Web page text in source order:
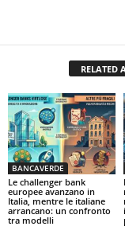
RELATED
BANCAVERDE
Le challenger bank
europee avanzano in
Italia, mentre le italiane
arrancano: un confronto
tra modelli